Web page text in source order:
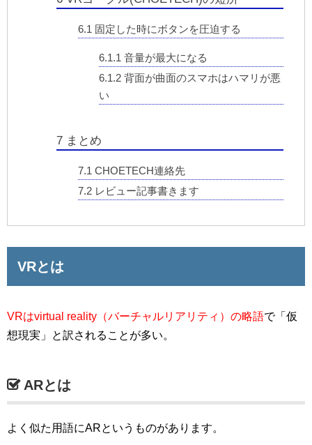
6.1 固定した時にボタンを圧迫する
6.1.1 音量が最大になる
6.1.2 背面が曲面のスマホはハマリが悪
い
7 まとめ
7.1 CHOETECH連絡先
7.2レビュー記事書きます
VRとは
VRはvirtual reality（バーチャルリアリティ）の略語で「仮
想現実」と訳されることが多い。
ARとは
よく似た用語にARというものがあります。